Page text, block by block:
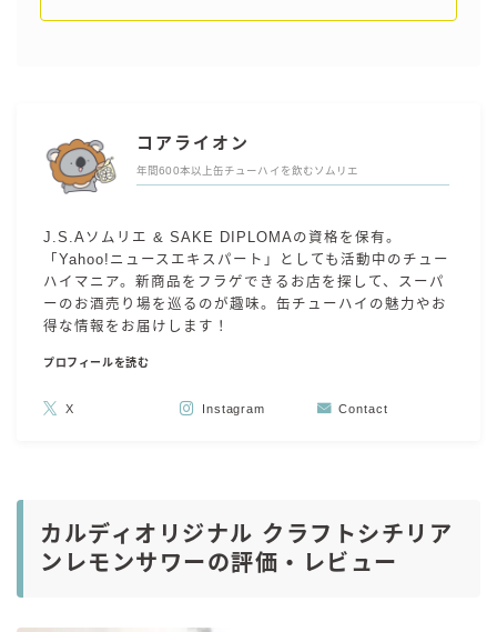
コアライオン
年間600本以上缶チューハイを飲むソムリエ
J.S.Aソムリエ & SAKE DIPLOMAの資格を保有。
「Yahoo!ニュースエキスパート」としても活動中のチュー
ハイマニア。新商品をフラゲできるお店を探して、スーパ
ーのお酒売り場を巡るのが趣味。缶チューハイの魅力やお
得な情報をお届けします！
プロフィールを読む
X Instagram Contact
カルディオリジナル クラフトシチリア
ンレモンサワーの評価・レビュー